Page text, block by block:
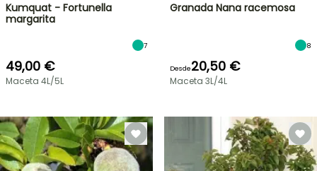
Kumquat - Fortunella
margarita
7
49,00 €
Maceta 4L/5L
Granada Nana racemosa
8
Desde20,50 €
Maceta 3L/4L